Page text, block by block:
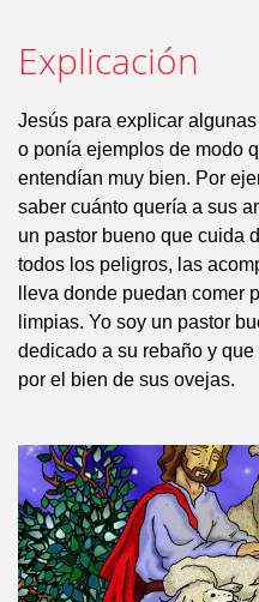
Explicación
Jesús para explicar
o ponía ejemplos de modo
entendían muy bien. Por
saber cuánto quería a sus
un pastor bueno que cuida
todos los peligros, las
lleva donde puedan comer
limpias. Yo soy un pastor
dedicado a su rebaño y
por el bien de sus ovejas.